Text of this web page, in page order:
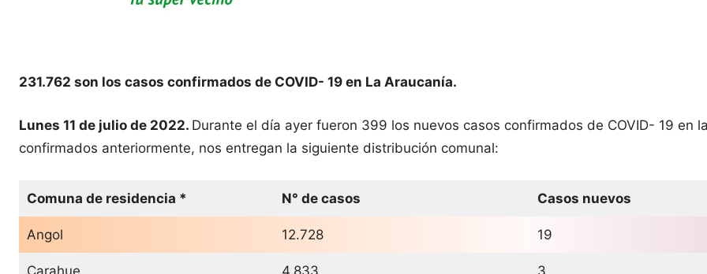
231.762 son los casos confirmados de COVID- 19 en La Araucanía.
Lunes 11 de julio de 2022. Durante el día ayer fueron 399 los nuevos casos confirmados de COVID- 19 en
confirmados anteriormente, nos entregan la siguiente distribución comunal:
Comuna de residencia * N° de casos Casos nuevos
Angol 12.728 19
Carahue 4.833 3